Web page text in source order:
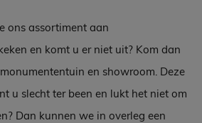
ons assortiment aan
en komt u er niet uit? Kom dan
en showroom. Deze
u slecht ter been en lukt het niet om
Dan kunnen we in overleg een